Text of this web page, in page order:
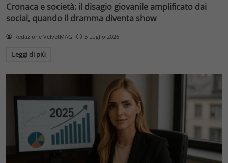
Cronaca e società: il disagio giovanile amplificato dai
social, quando il dramma diventa show
Redazione VelvetMAG 5 Luglio 2026
Leggi di più